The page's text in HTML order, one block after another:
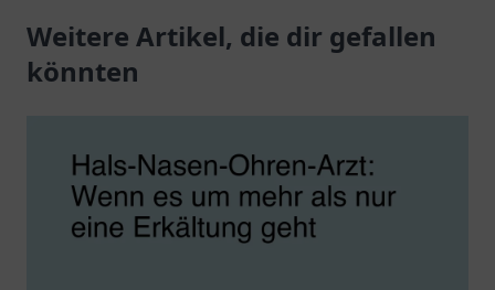
individuelle Betreuung –
Ihr Lächeln ist uns
alle Altersgruppen.
Weitere Artikel, die dir gefallen
könnten